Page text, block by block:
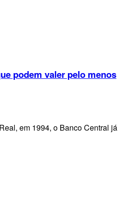
podem valer pelo menos
em 1994, o Banco Central já